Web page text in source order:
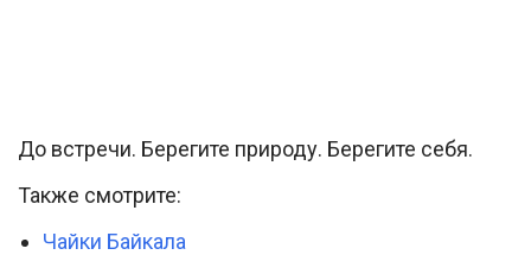
До встречи. Берегите природу. Берегите себя.
Также смотрите:
Чайки Байкала